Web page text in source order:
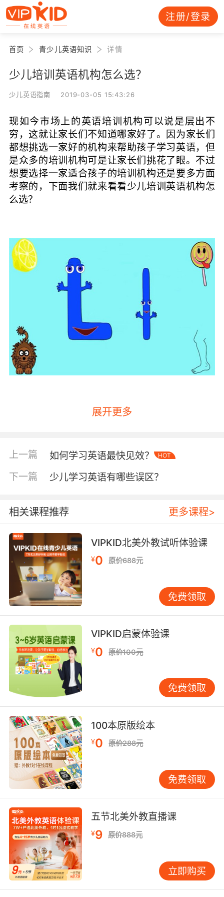
注册/登录
首页 青少儿英语知识 详情
少儿培训英语机构怎么选？
少儿英语指南 2019-03-05 15:43:26
现如今市场上的英语培训机构可以说是层出不
穷，这就让家长们不知道哪家好了。因为家长们
都想挑选一家好的机构来帮助孩子学习英语，但
是众多的培训机构可是让家长们挑花了眼。不过
想要选择一家适合孩子的培训机构还是要多方面
考察的，下面我们就来看看少儿培训英语机构怎
么选？
少儿培训英语机构怎么选第一点：看培训机构的
通常情况下成立时间早的机构其经验积累也会更
加丰富，毕竟这样的机构在市场上磨练了很长时
间，既然能够发展这么久肯定是有自己的教学特
鱼龙混杂的，难免会有一些机构打着培训的幌子
实则是为了圈钱。因此建议大家一定要认真考察
再做决定，培训机构成立的时间可以作为一个重
要的参考。
少儿培训英语机构怎么选第二点：看培训机构的
也就是他们的课程安排、教材选择情况等等，这
都可以直接反应出一家机构的专业程度。一家优
秀的少儿英语培训机构肯定是具备专业的运营体
系的，从教材的选择、老师的选择以及上课的方
式等都是经过层层过滤的，为的就是将专业的知
识带给学生们。之后具备完善的教学体系才能更
点也是家长们需要重点考察的。
少儿培训英语机构怎么选第三点：看培训机构的
教学环境
教学环境可以说是很重要的一个方面，因为环境
对一个人的影响是很大的。孩子学习必须有了一
安静的上课环境，并且学校的卫生一定要干净、
设备一定要完善，建议家长们可以实地考察一
下，看看培训机构的情况到底怎么样，毕竟自己
看到的才是最真实的。
展开更多
上一篇 如何学习英语最快见效？ HOT
下一篇 少儿学习英语有哪些误区？
相关课程推荐 更多课程>
VIPKID北美外教试听体验课
¥0 原价688元
免费领取
VIPKID启蒙体验课
¥0 原价100元
免费领取
100本原版绘本
¥0 原价288元
免费领取
五节北美外教直播课
¥9 原价888元
立即购买